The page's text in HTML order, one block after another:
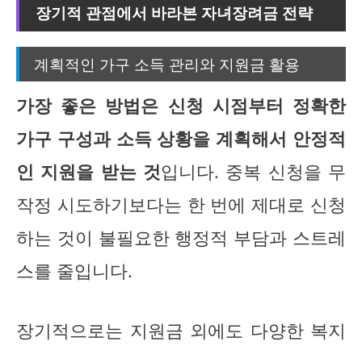
장기적 관점에서 바라본 자녀장려금 전략
계획적인 가구 소득 관리와 지원금 활용
가장 좋은 방법은 신청 시점부터 정확한
가구 구성과 소득 상황을 계획해서 안정적
인 지원을 받는 것입니다. 중복 신청을 무
작정 시도하기보다는 한 번에 제대로 신청
하는 것이 불필요한 행정적 부담과 스트레
스를 줄입니다.
장기적으로는 지원금 외에도 다양한 복지